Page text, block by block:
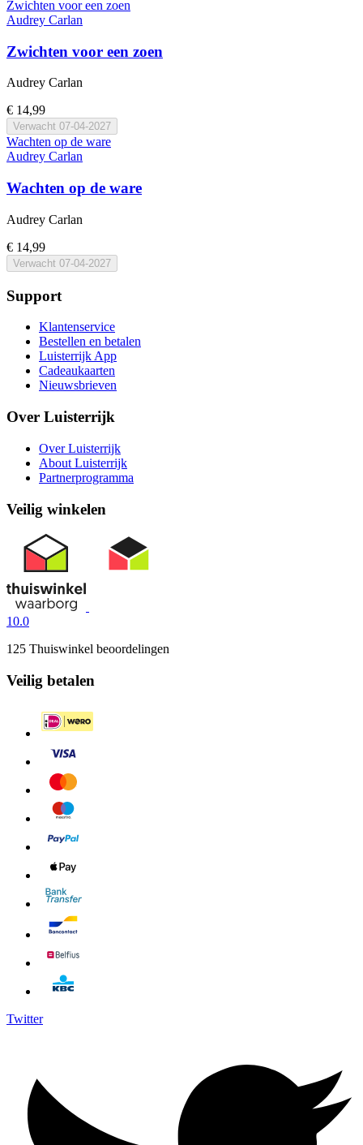
Zwichten voor een zoen
Audrey Carlan
Zwichten voor een zoen
Audrey Carlan
€ 14,99
Verwacht 07-04-2027
Wachten op de ware
Audrey Carlan
Wachten op de ware
Audrey Carlan
€ 14,99
Verwacht 07-04-2027
Support
Klantenservice
Bestellen en betalen
Luisterrijk App
Cadeaukaarten
Nieuwsbrieven
Over Luisterrijk
Over Luisterrijk
About Luisterrijk
Partnerprogramma
Veilig winkelen
10.0
125 Thuiswinkel beoordelingen
Veilig betalen
Twitter